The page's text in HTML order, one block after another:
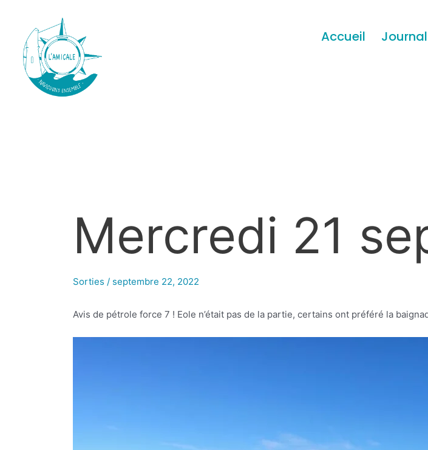
Accueil
Mercredi 21
Sorties / septembre 22, 2022
Avis de pétrole force 7 ! Eole n’était pas de la partie, certains ont préféré la